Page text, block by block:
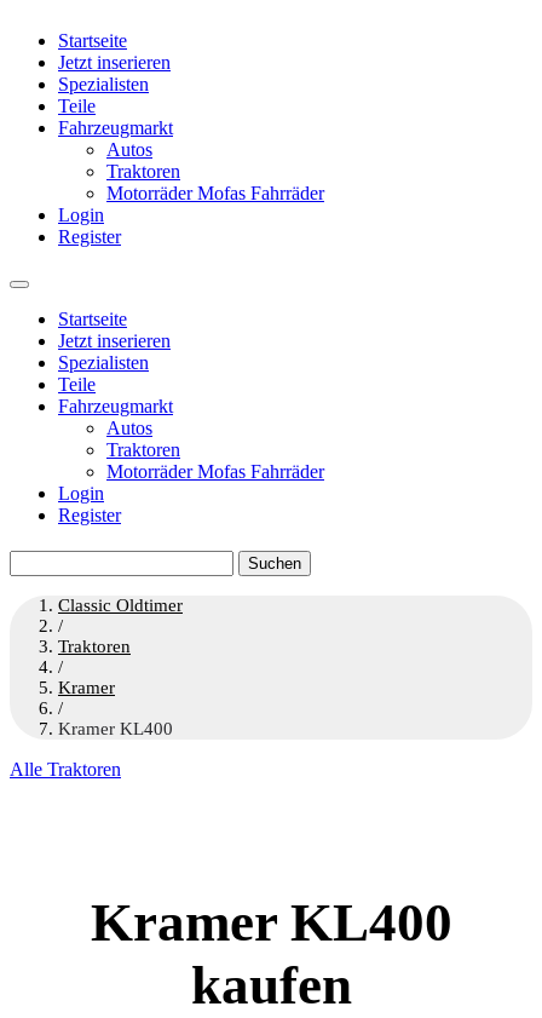
Startseite
Jetzt inserieren
Spezialisten
Teile
Fahrzeugmarkt
Autos
Traktoren
Motorräder Mofas Fahrräder
Login
Register
Startseite
Jetzt inserieren
Spezialisten
Teile
Fahrzeugmarkt
Autos
Traktoren
Motorräder Mofas Fahrräder
Login
Register
nach:
Classic Oldtimer
/
Traktoren
/
Kramer
/
Kramer KL400
Alle Traktoren
Kramer KL400
kaufen